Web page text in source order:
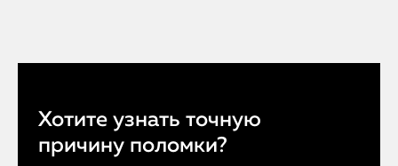
Хотите узнать точную
причину поломки?